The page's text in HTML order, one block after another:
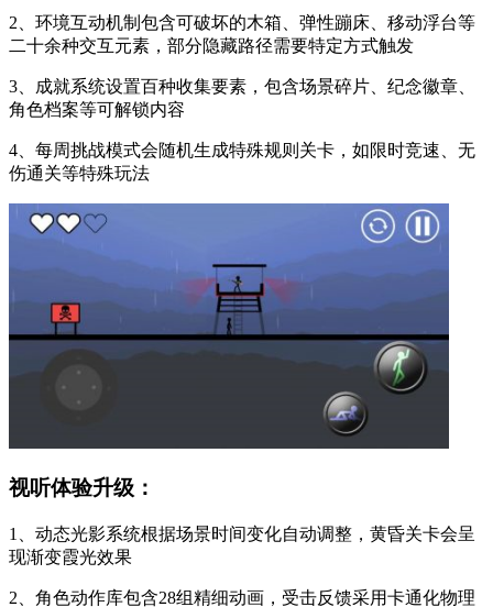
2、环境互动机制包含可破坏的木箱、弹性蹦床、移动浮台等
二十余种交互元素，部分隐藏路径需要特定方式触发
3、成就系统设置百种收集要素，包含场景碎片、纪念徽章、
角色档案等可解锁内容
4、每周挑战模式会随机生成特殊规则关卡，如限时竞速、无
伤通关等特殊玩法
视听体验升级：
1、动态光影系统根据场景时间变化自动调整，黄昏关卡会呈
现渐变霞光效果
2、角色动作库包含28组精细动画，受击反馈采用卡通化物理